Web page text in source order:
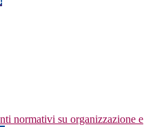
normativi su organizzazione e